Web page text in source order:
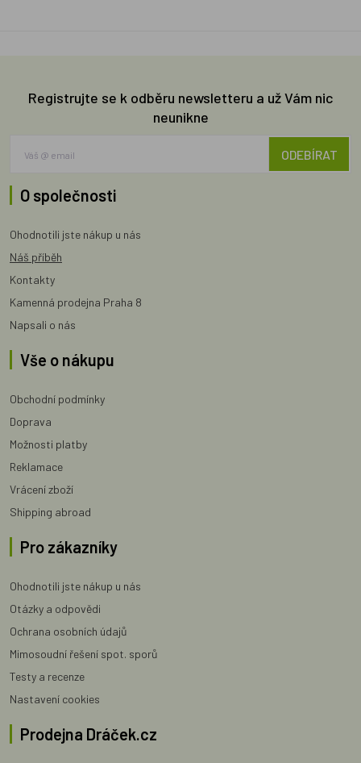
Registrujte se k odběru newsletteru a už Vám nic
neunikne
ODEBÍRAT
O společnosti
Ohodnotili jste nákup u nás
Náš příběh
Kontakty
Kamenná prodejna Praha 8
Napsali o nás
Vše o nákupu
Obchodní podmínky
Doprava
Možnosti platby
Reklamace
Vrácení zboží
Shipping abroad
Pro zákazníky
Ohodnotili jste nákup u nás
Otázky a odpovědi
Ochrana osobních údajů
Mimosoudní řešení spot. sporů
Testy a recenze
Nastavení cookies
Prodejna Dráček.cz